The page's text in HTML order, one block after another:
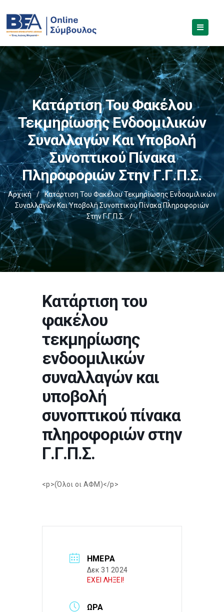
Κατάρτιση Του Φακέλου
Τεκμηρίωσης Ενδοομιλικών
Συναλλαγών Και Υποβολή
Συνοπτικού Πίνακα
Πληροφοριών Στην Γ.Γ.Π.Σ.
Αρχική /
Κατάρτιση Του Φακέλου Τεκμηρίωσης Ενδοομιλικών
Συναλλαγών Και Υποβολή Συνοπτικού Πίνακα Πληροφοριών
Στην Γ.Γ.Π.Σ.
/
Κατάρτιση του
φακέλου
τεκμηρίωσης
ενδοομιλικών
συναλλαγών και
υποβολή
συνοπτικού πίνακα
πληροφοριών στην
Γ.Γ.Π.Σ.
<p>(Όλοι οι ΑΦΜ)</p>
ΗΜΈΡΑ
Δεκ 31 2024
ΕΧΕΙ ΛΗΞΕΙ!
ΏΡΑ